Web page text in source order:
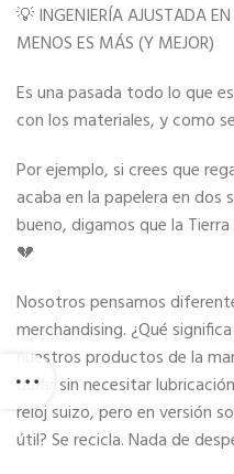
💡 INGENIERÍA AJUSTADA
MENOS ES MÁS (Y MEJOR)
Es una pasada todo lo que
con los materiales, y como
Por ejemplo, si crees que
acaba en la papelera en dos
bueno, digamos que la
💔
Nosotros pensamos
merchandising. ¿Qué
nuestros productos de la
durar sin necesitar
reloj suizo, pero en versión
útil? Se recicla. Nada de